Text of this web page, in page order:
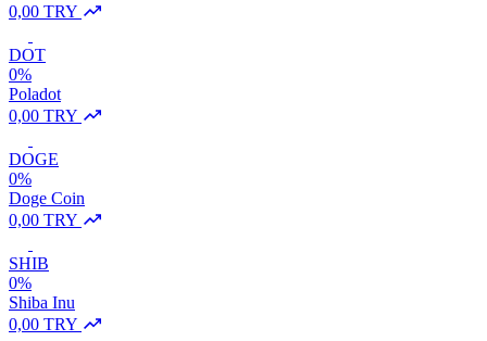
0,00 TRY
DOT
0%
Poladot
0,00 TRY
DOGE
0%
Doge Coin
0,00 TRY
SHIB
0%
Shiba Inu
0,00 TRY